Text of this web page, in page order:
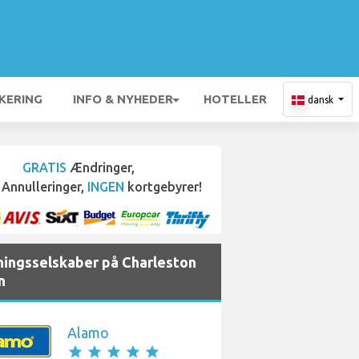
INFO & NYHEDER HOTELLER dansk
GRATIS Ændringer,
Annulleringer, INGEN kortgebyrer!
på Charleston
Alamo
star star star star star